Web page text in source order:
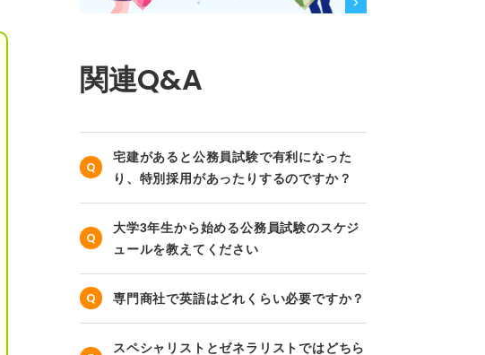
関連Q&A
宅建があると公務員試験で有利になった
り、特別採用があったりするのですか？
大学3年生から始める公務員試験のスケジ
ュールを教えてください
専門商社で英語はどれくらい必要ですか？
スペシャリストとゼネラリストではどちら